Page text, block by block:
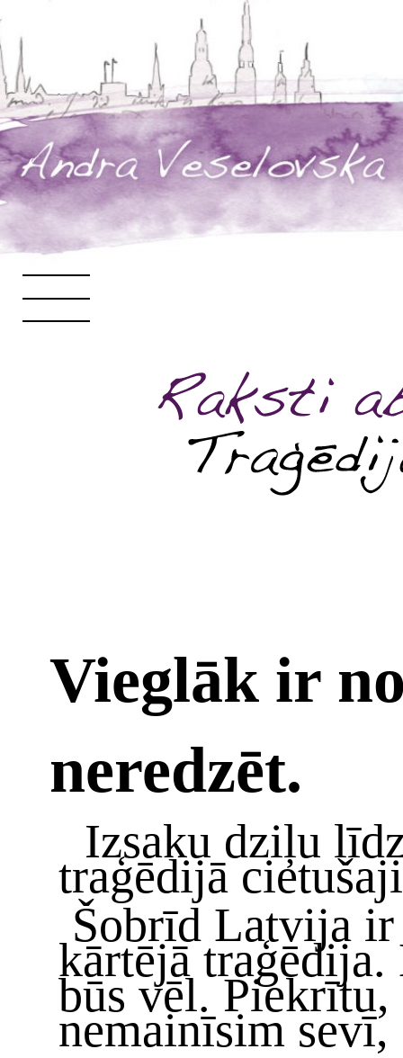
Vieglāk ir
neredzēt.
Izsaku dziļu
traģēdijā
Šobrīd Latvija
kārtējā traģēdija.
būs vēl.
nemainīsim sevī,